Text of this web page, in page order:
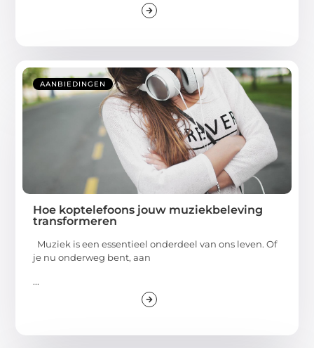
AANBIEDINGEN
Hoe koptelefoons jouw muziekbeleving
transformeren
Muziek is een essentieel onderdeel van ons leven. Of
je nu onderweg bent, aan
...